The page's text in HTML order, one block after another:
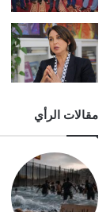
مقالات الرأي